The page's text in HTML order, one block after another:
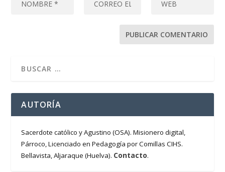
AUTORÍA
Sacerdote católico y Agustino (OSA). Misionero digital,
Párroco, Licenciado en Pedagogía por Comillas CIHS.
Bellavista, Aljaraque (Huelva). Contacto.